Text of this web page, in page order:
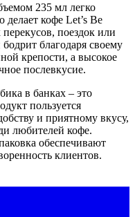
235 мл легко
кофе Let’s Be
поездок или
благодаря своему
крепости, а высокое
послевкусие.
в банках – это
пользуется
и приятному вкусу,
любителей кофе.
обеспечивают
клиентов.